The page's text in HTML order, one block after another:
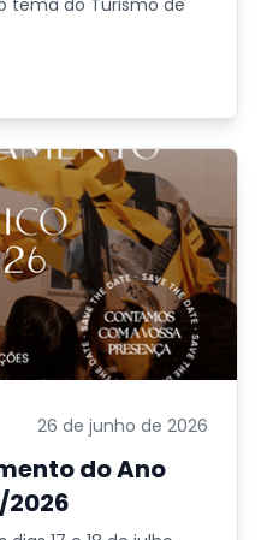
tema do Turismo de
26 de junho de 2026
do Ano